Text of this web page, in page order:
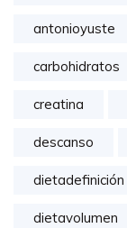
antonioyuste
carbohidratos
creatina
descanso
dietadefinición
dietavolumen